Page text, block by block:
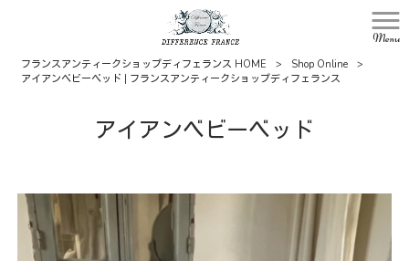
Menu
フランスアンティークショップディフェランス HOME > Shop Online
>
アイアンベビーベッド | フランスアンティークショップディフェランス
アイアンベビーベッド